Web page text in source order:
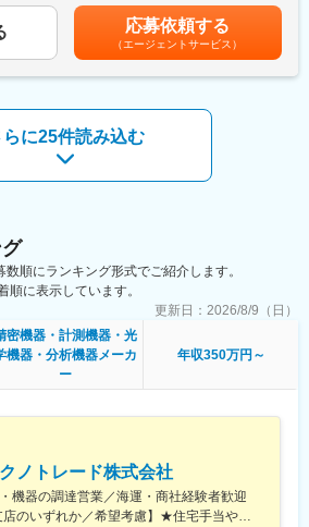
社員が活躍しており、長く安心して働ける職
です。
定める業務
代×1、技術は40代と30代、事務は40代です。
所でないといけないこともあり、製品も一定
え需要があります。従来、大型の施設向けの
すが、規模の小さな病院に対してのソリュー
発しており、着実に販路を広げています。ま
耗品の売り上げも順調に推移しており、安定
＜給与補足＞※給与詳細は経験などを考慮の
昇給：年1回■賞与：年2回(7月、12月)※昨年度
くまでも目安の金額であり、選考を通じて上
ます。月給(月額)は固定手当を含めた表記で
応募依頼する
（エージェントサービス）
らに25件読み込む
順にランキング形式でご紹介します。
順に表示しています。
更新日： 2026/8/9（日）
密機器・計測機器・光
機器・分析機器メーカ
ー
年収350万円～
ノトレード株式会社
機器の調達営業／海運・商社経験者歓迎
【東京本社、関西支店のいずれか／希望考慮】★住宅手当や社宅もあり（規定あり）■本社■東京都千代田区神田錦町2-2-1 KANDA SQUARE 18F ※受動喫煙対策：屋内原則禁煙（一部喫煙所あり）＜アクセス＞・都営新宿線「小川町駅」B7出口より徒歩3分・東京メトロ千代田線「新御茶ノ水駅」B7出口より徒歩3分・東京メトロ丸の内線「淡路町駅」B7出口より徒歩3分■関西支店■兵庫県神戸市中央区三宮町1-4-8 メットライフ神戸三宮ビル 9F※受動喫煙対策：屋内原則禁煙（一部喫煙所あり）＜アクセス＞・JR東海道本線「三ノ宮駅」より徒歩5分・阪急電鉄神戸線「神戸三宮駅」より徒歩5分・神戸新交通「三宮駅」より徒歩5分※配属拠点はご希望に応じて相談いたします。